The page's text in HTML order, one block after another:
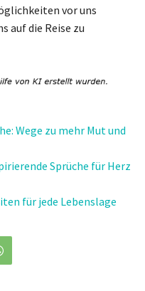
vor uns
auf die Reise zu
Wege zu mehr Mut und
Sprüche für Herz
für jede Lebenslage